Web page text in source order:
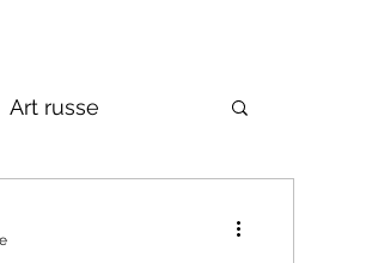
Art russe